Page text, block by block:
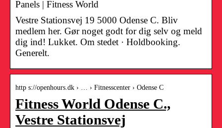
Panels | Fitness World
Vestre Stationsvej 19 5000 Odense C. Bliv
medlem her. Gør noget godt for dig selv og meld
dig ind! Lukket. Om stedet · Holdbooking.
Generelt.
http s://openhours.dk › … › Fitnesscenter › Odense C
Fitness World Odense C.,
Vestre Stationsvej